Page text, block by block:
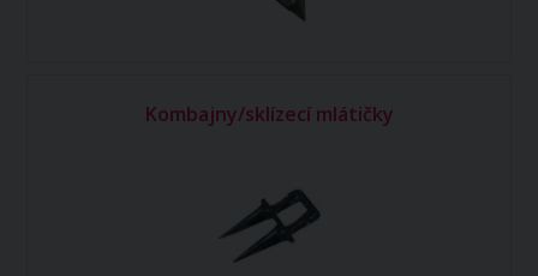
Kombajny/sklízecí mlátičky